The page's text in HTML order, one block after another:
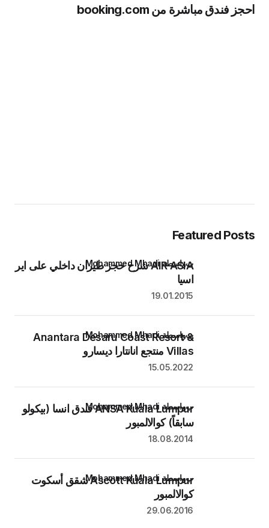
احجز فندق مباشرة من booking.com
Featured Posts
AIR ASIA شرح حجز طيران داخلي على اير
اسيا
بواسطة Mohammed Mhadi
19.01.2015
Anantara Desaru Coast Resort &
Villas منتجع انانتارا ديسارو
بواسطة Mohammed Mhadi
15.05.2022
ANSA Kuala Lumpur فندق انسا (بيكولو
سابقاً) كوالالمبور
بواسطة Mohammed Mhadi
18.08.2014
Ascott Kuala Lumpur شقق أسكوت
كوالالمبور
بواسطة Mohammed Mhadi
29.06.2016